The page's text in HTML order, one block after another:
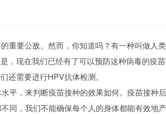
的重要公敌。然而，你知道吗？有一种叫做人
，现在我们已经有了可以预防这种病毒的
还需要进行HPV抗体检测。
平，来判断疫苗接种的效果如何。疫苗接种
同，我们不能确保每个人的身体都能有效地